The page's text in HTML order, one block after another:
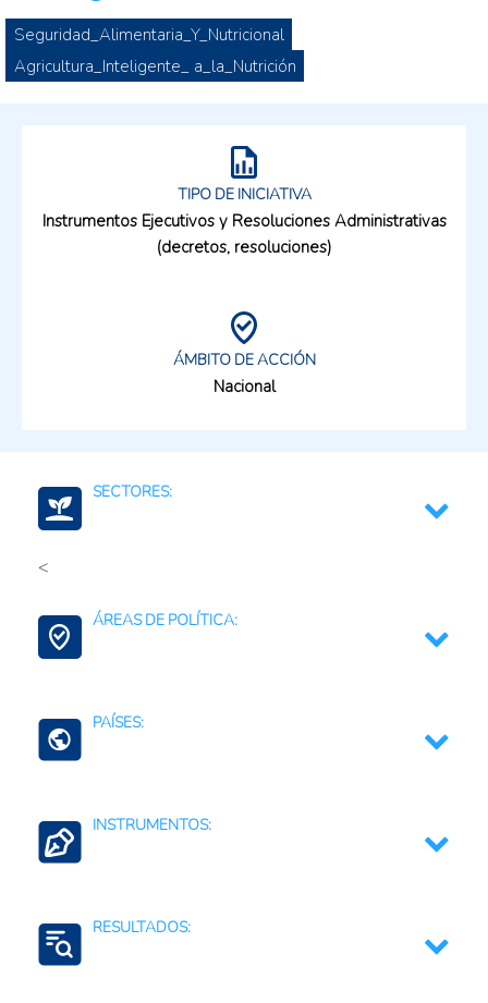
Seguridad_Alimentaria_Y_Nutricional
Agricultura_Inteligente_ a_la_Nutrición
TIPO DE INICIATIVA
Instrumentos Ejecutivos y Resoluciones Administrativas
(decretos, resoluciones)
ÁMBITO DE ACCIÓN
Nacional
SECTORES:
<
Alimentos
Tecnología de alimentos
ÁREAS DE POLÍTICA:
PAÍSES:
INSTRUMENTOS:
Restricciones a las importaciones
Creación y desarrollo de estándares,
RESULTADOS: